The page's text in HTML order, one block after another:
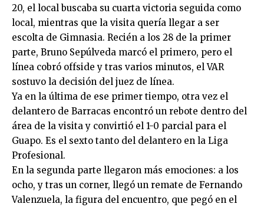
20, el local buscaba su cuarta victoria seguida como
local, mientras que la visita quería llegar a ser
escolta de Gimnasia. Recién a los 28 de la primer
parte, Bruno Sepúlveda marcó el primero, pero el
línea cobró offside y tras varios minutos, el VAR
sostuvo la decisión del juez de línea.
Ya en la última de ese primer tiempo, otra vez el
delantero de Barracas encontró un rebote dentro del
área de la visita y convirtió el 1-0 parcial para el
Guapo. Es el sexto tanto del delantero en la Liga
Profesional.
En la segunda parte llegaron más emociones: a los
ocho, y tras un corner, llegó un remate de Fernando
Valenzuela, la figura del encuentro, que pegó en el